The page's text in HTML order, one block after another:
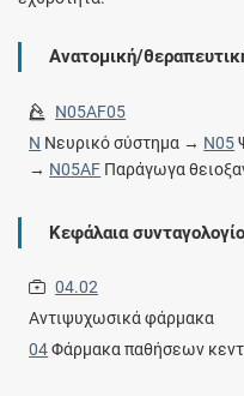
Ανατομική/
N05AF05
N Νευρικό σύστημα → N05
→ N05AF Παράγωγα
Κεφάλαια
04.02
Αντιψυχωσικά φάρμακα
04Φάρμακα παθήσεων